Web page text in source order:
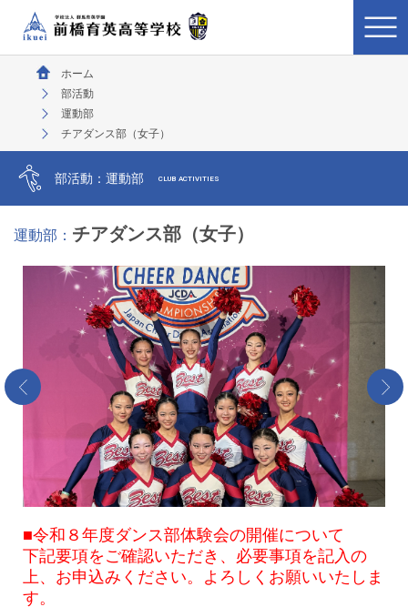
ホーム
部活動
運動部
チアダンス部（女子）
部活動：運動部 CLUB ACTIVITIES
運動部： チアダンス部（女子）
<‹ ›
■令和８年度ダンス部体験会の開催について
下記要項をご確認いただき、必要事項を記入の
上、お申込みください。よろしくお願いいたしま
す。